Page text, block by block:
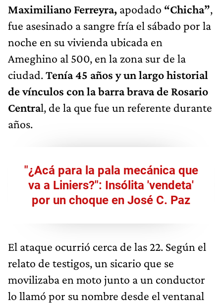
Maximiliano Ferreyra, apodado “Chicha”,
fue asesinado a sangre fría el sábado por la
noche en su vivienda ubicada en
Ameghino al 500, en la zona sur de la
ciudad.Tenía 45 años y un largo historial
de vínculos con la barra brava de Rosario
Central, de la que fue un referente durante
años.
"¿Acá para la pala mecánica que
va a Liniers?": Insólita 'vendeta'
por un choque en José C. Paz
El ataque ocurrió cerca de las 22. Según el
relato de testigos, un sicario que se
movilizaba en moto junto a un conductor
lo llamó por su nombre desde el ventanal